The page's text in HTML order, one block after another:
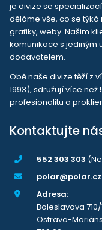
je divize se
děláme vše, co se
grafiky, weby. Našim
komunikace s jediným
dodavatelem.
Obě naše divize těží z
1993), sdružují více
profesionalitu a
Kontaktujte
552 303 303
polar@polar.cz
Adresa:
Boleslavova 710/
Ostrava-